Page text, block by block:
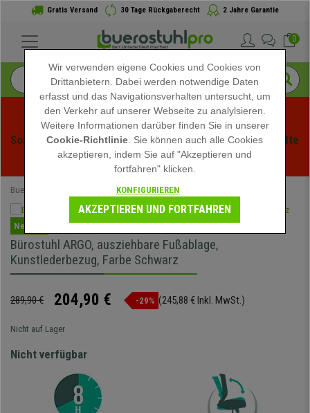
Gratis Versand 30 Tage Rückgaberecht 2 Jahre Garantie
0
Sommerschlussverauf bei buerstuhlpro! Exklusive Rabatte
für kurze Zeit - Aktion ansehen -
Buerostuhlpro Chefsessel
Neuheit
Bürostuhl ARGO, ausziehbare Fußablage,
Kunstlederbezug, Farbe Schwarz
289,90 € 204,90 € -29% (245,88 € Inkl. MwSt.)
Nicht auf Lager
Nicht verfügbar
Wir verwenden eigene Cookies und Cookies von
Drittanbietern. Dabei werden notwendige Daten
erfasst und das Navigationsverhalten untersucht, um
den Verkehr auf unserer Webseite zu analylsieren.
Weitere Informationen darüber finden Sie in unserer
Cookie-Richtlinie . Sie können auch alle Cookies
akzeptieren, indem Sie auf "Akzeptieren und
fortfahren" klicken.
KONFIGURIEREN
AKZEPTIEREN UND FORTFAHREN